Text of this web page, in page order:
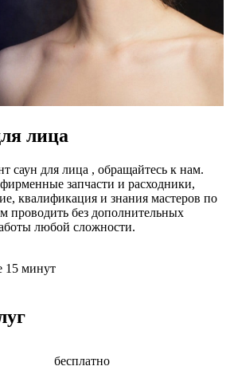
систем мониторинга
систем презентаций
насосов
лица
саун для лица , обращайтесь к нам.
запчасти и расходники,
квалификация и знания мастеров по
проводить без дополнительных
любой сложности.
15 минут
бесплатно